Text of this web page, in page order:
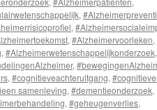
,
,
, #Alzheimervoorleken,
, #Alzheimerwetenschappelijkonderzoek,
,
, #cognitieveachteruitgang,
samenleving, #dementieonderzoek,
, #geheugenverlies,